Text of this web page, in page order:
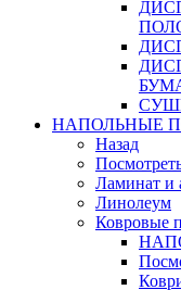
НАПОЛЬНЫЕ
Назад
Ламинат и
Линолеум
Ковровые